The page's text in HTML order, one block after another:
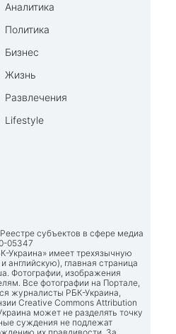
Аналитика
Политика
Бизнес
Жизнь
Развлечения
Lifestyle
субъектов в сфере медиа
05347
Украина» имеет трехязычную
английскую), главная страница
. Фотографии, изображения
Все фотографии на Портале,
журналисты РБК-Украина,
Creative Commons Attribution
может не разделять точку
суждения не подлежат